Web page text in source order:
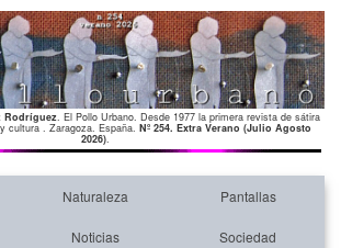
Rodríguez. El Pollo Urbano. Desde 1977 la primera revista de sátira
cultura . Zaragoza. España. Nº 254. Extra Verano (Julio Agosto
2026).
Naturaleza Pantallas
Noticias Sociedad